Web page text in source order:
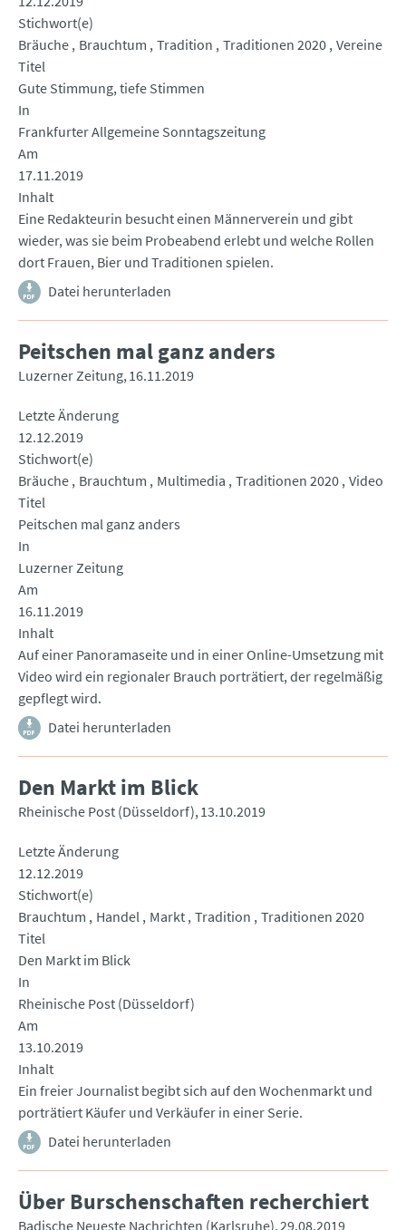
Stichwort(e)
Bräuche Brauchtum Tradition Traditionen 2020 Vereine
Titel
Gute Stimmung, tiefe Stimmen
In
Frankfurter Allgemeine Sonntagszeitung
Am
17.11.2019
Inhalt
Eine Redakteurin besucht einen Männerverein und gibt
wieder, was sie beim Probeabend erlebt und welche Rollen
dort Frauen, Bier und Traditionen spielen.
Datei herunterladen
Peitschen mal ganz anders
Luzerner Zeitung 16.11.2019
Letzte Änderung
12.12.2019
Stichwort(e)
Bräuche Brauchtum Multimedia Traditionen 2020 Video
Titel
Peitschen mal ganz anders
In
Luzerner Zeitung
Am
16.11.2019
Inhalt
Auf einer Panoramaseite und in einer Online-Umsetzung mit
Video wird ein regionaler Brauch porträtiert, der regelmäßig
gepflegt wird.
Datei herunterladen
Den Markt im Blick
Rheinische Post (Düsseldorf) 13.10.2019
Letzte Änderung
12.12.2019
Stichwort(e)
Brauchtum
Handel Markt Tradition Traditionen 2020
Titel
Den Markt im Blick
In
Rheinische Post (Düsseldorf)
Am
13.10.2019
Inhalt
Ein freier Journalist begibt sich auf den Wochenmarkt und
porträtiert Käufer und Verkäufer in einer Serie.
Datei herunterladen
Über Burschenschaften recherchiert
Badische Neueste Nachrichten (Karlsruhe) 29.08.2019